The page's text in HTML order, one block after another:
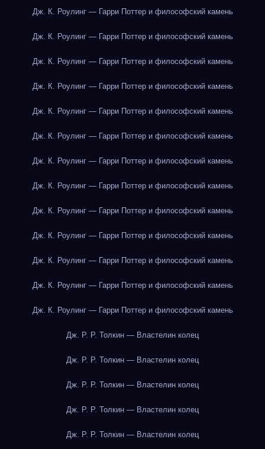
Дж. К. Роулинг — Гарри Поттер и философский камень
Дж. К. Роулинг — Гарри Поттер и философский камень
Дж. К. Роулинг — Гарри Поттер и философский камень
Дж. К. Роулинг — Гарри Поттер и философский камень
Дж. К. Роулинг — Гарри Поттер и философский камень
Дж. К. Роулинг — Гарри Поттер и философский камень
Дж. К. Роулинг — Гарри Поттер и философский камень
Дж. К. Роулинг — Гарри Поттер и философский камень
Дж. К. Роулинг — Гарри Поттер и философский камень
Дж. К. Роулинг — Гарри Поттер и философский камень
Дж. К. Роулинг — Гарри Поттер и философский камень
Дж. К. Роулинг — Гарри Поттер и философский камень
Дж. К. Роулинг — Гарри Поттер и философский камень
Дж. Р. Р. Толкин — Властелин колец
Дж. Р. Р. Толкин — Властелин колец
Дж. Р. Р. Толкин — Властелин колец
Дж. Р. Р. Толкин — Властелин колец
Дж. Р. Р. Толкин — Властелин колец